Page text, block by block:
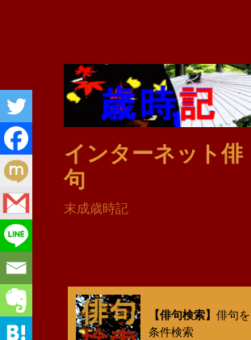
インターネット俳
句
末成歳時記
【俳句検索】俳句を
条件検索